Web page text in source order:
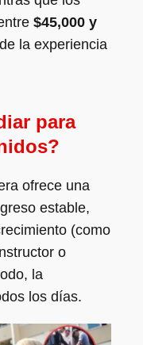
$45,000 y
la experiencia
para
ofrece una
estable,
(como
o
la
los días.